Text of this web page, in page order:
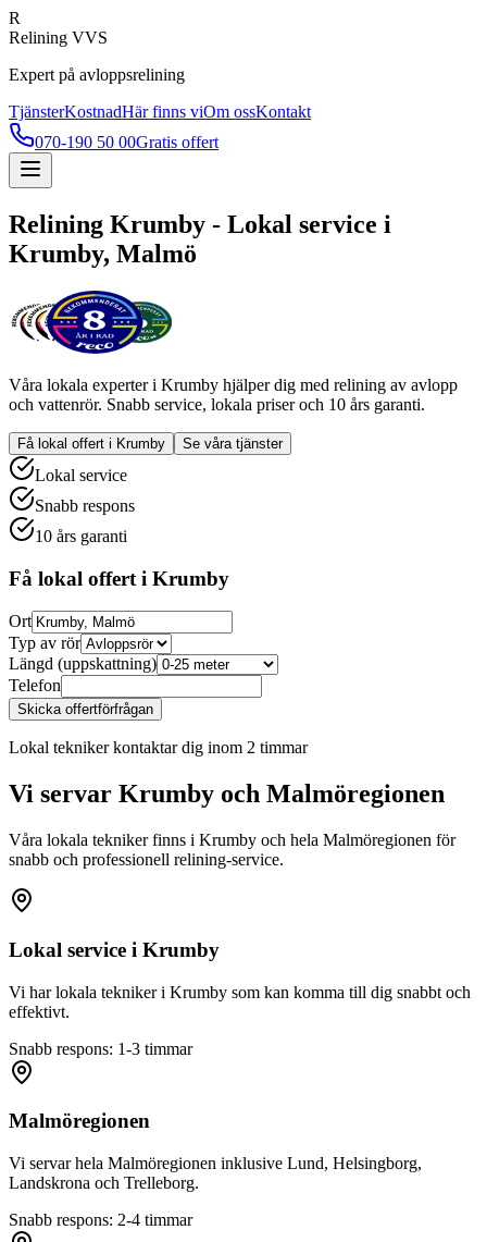
R
Relining VVS
Expert på avloppsrelining
TjänsterKostnadHär finns viOm ossKontakt
070-190 50 00Gratis offert
Relining Krumby - Lokal service i
Krumby, Malmö
Våra lokala experter i Krumby hjälper dig med relining av avlopp
och vattenrör. Snabb service, lokala priser och 10 års garanti.
Få lokal offert i Krumby Se våra tjänster
Lokal service
Snabb respons
10 års garanti
Få lokal offert i Krumby
Ort
Typ av rör
Längd (uppskattning)
Telefon
Skicka offertförfrågan
Lokal tekniker kontaktar dig inom 2 timmar
Vi servar Krumby och Malmöregionen
Våra lokala tekniker finns i Krumby och hela Malmöregionen för
snabb och professionell relining-service.
Lokal service i Krumby
Vi har lokala tekniker i Krumby som kan komma till dig snabbt och
effektivt.
Snabb respons: 1-3 timmar
Malmöregionen
Vi servar hela Malmöregionen inklusive Lund, Helsingborg,
Landskrona och Trelleborg.
Snabb respons: 2-4 timmar